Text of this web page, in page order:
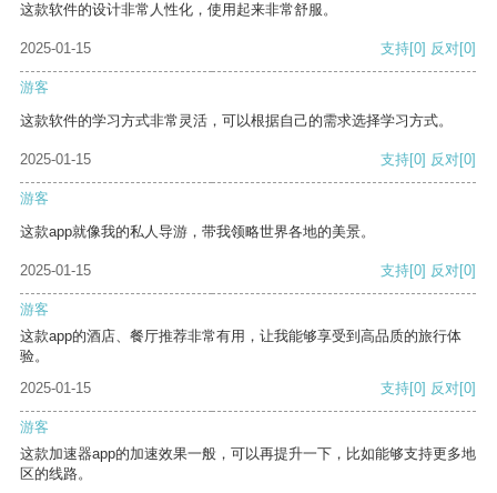
这款软件的设计非常人性化，使用起来非常舒服。
2025-01-15 支持[0] 反对[0]
游客
这款软件的学习方式非常灵活，可以根据自己的需求选择学习方式。
2025-01-15 支持[0] 反对[0]
游客
这款app就像我的私人导游，带我领略世界各地的美景。
2025-01-15 支持[0] 反对[0]
游客
这款app的酒店、餐厅推荐非常有用，让我能够享受到高品质的旅行体
验。
2025-01-15
支持[0] 反对[0]
游客
这款加速器app的加速效果一般，可以再提升一下，比如能够支持更多地
区的线路。